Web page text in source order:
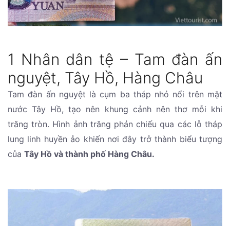
1 Nhân dân tệ – Tam đàn ấn
nguyệt, Tây Hồ, Hàng Châu
Tam đàn ấn nguyệt là cụm ba tháp nhỏ nổi trên mặt
nước Tây Hồ, tạo nên khung cảnh nên thơ mỗi khi
trăng tròn. Hình ảnh trăng phản chiếu qua các lỗ tháp
lung linh huyền ảo khiến nơi đây trở thành biểu tượng
của Tây Hồ và thành phố Hàng Châu.